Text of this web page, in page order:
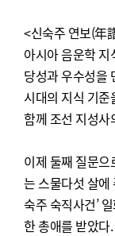
<신숙주 연보(年
아시아 음운학
당성과 우수성을
시대의 지식 기
함께 조선 지성사
이제 둘째 질문
는 스물다섯 살에
숙주 숙직사건’
한 총애를 받았